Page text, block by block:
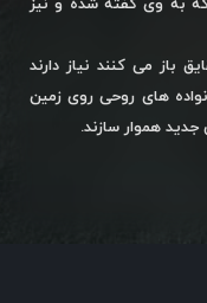
به وی گفته شده و نیز
باز می کنند نیاز دارند
های روحی روی زمین
هموار سازند.